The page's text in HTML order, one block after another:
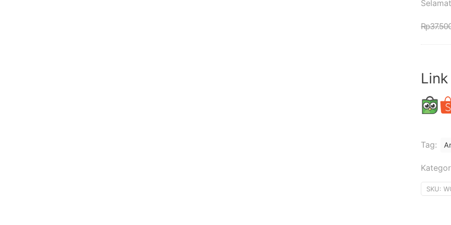
Rp
Tag:
SKU: